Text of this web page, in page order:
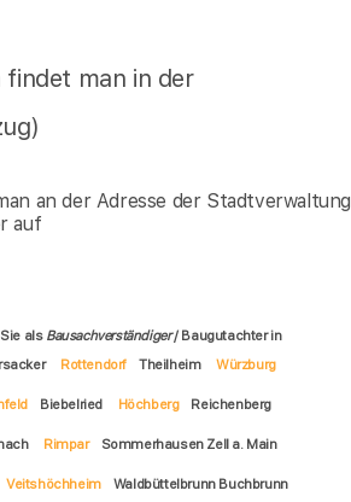
findet man in der
an der Adresse der Stadtverwaltung
auf
als Bausachverständiger/ Baugutachter in
Rottendorf Theilheim Würzburg
Biebelried Höchberg Reichenberg
Rimpar Sommerhausen Zell a. Main
Veitshöchheim
Waldbüttelbrunn Buchbrunn